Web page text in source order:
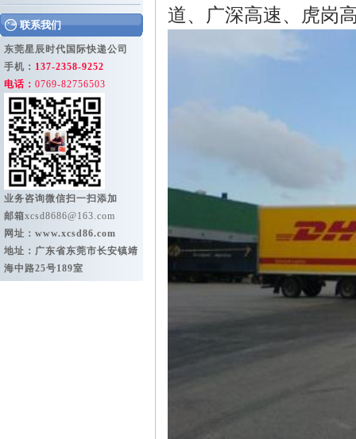
联系我们
东莞星辰时代国际快递公司
手机： 137-2358-9252
电话： 0769-82756503
业务咨询微信扫一扫添加
邮箱xcsd8686@163.com
网址： www.xcsd86.com
地址：广东省东莞市长安镇靖
海中路25号189室
道、广深高速、虎岗